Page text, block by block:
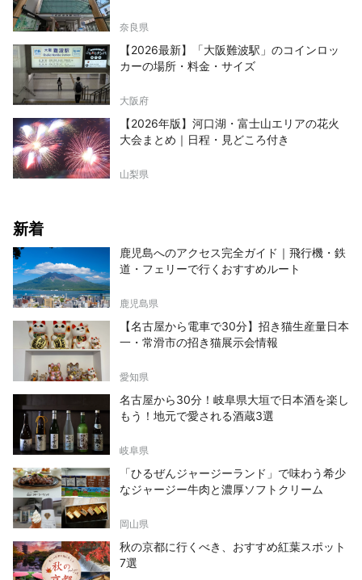
奈良県
【2026最新】「大阪難波駅」のコインロッ
カーの場所・料金・サイズ
大阪府
【2026年版】河口湖・富士山エリアの花火
大会まとめ｜日程・見どころ付き
山梨県
新着
鹿児島へのアクセス完全ガイド｜飛行機・鉄
道・フェリーで行くおすすめルート
鹿児島県
【名古屋から電車で30分】招き猫生産量日本
一・常滑市の招き猫展示会情報
愛知県
名古屋から30分！岐阜県大垣で日本酒を楽し
もう！地元で愛される酒蔵3選
岐阜県
「ひるぜんジャージーランド」で味わう希少
なジャージー牛肉と濃厚ソフトクリーム
岡山県
秋の京都に行くべき、おすすめ紅葉スポット
7選